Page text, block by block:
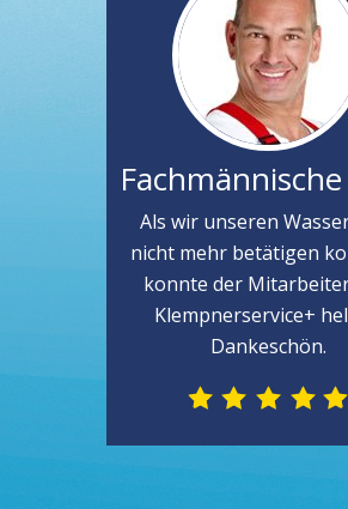
Als wir unseren
nicht mehr betätigen
konnte der
Klempnerservice+
Dankeschön.